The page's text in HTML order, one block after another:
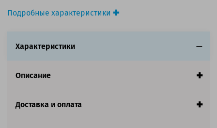
Подробные характеристики
Вид товара:Картридж струйный
Ресурс:2 000 страниц формата А4 при 5%
Страна:Япония
Характеристики
Описание
Доставка и оплата